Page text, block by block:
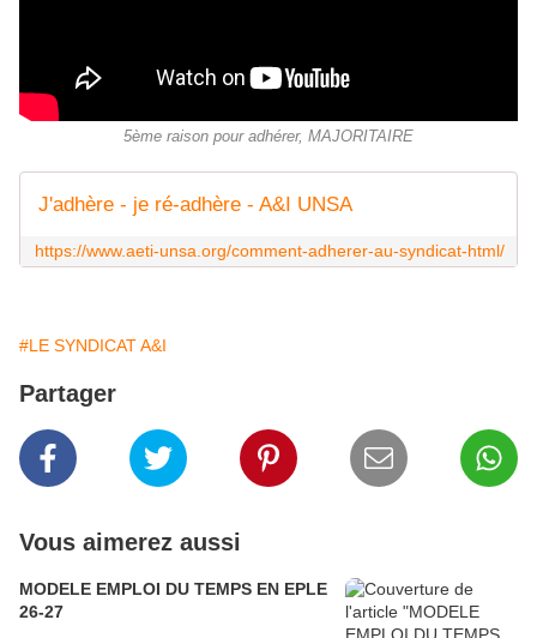
5ème raison pour adhérer, MAJORITAIRE
J'adhère - je ré-adhère - A&I UNSA
https://www.aeti-unsa.org/comment-adherer-au-syndicat-html/
#LE SYNDICAT A&I
Partager
Vous aimerez aussi
MODELE EMPLOI DU TEMPS EN EPLE
26-27